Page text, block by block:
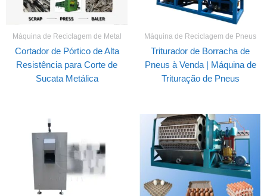
Máquina de Reciclagem de Metal
Cortador de Pórtico de Alta
Resistência para Corte de
Sucata Metálica
Máquina de Reciclagem de Pneus
Triturador de Borracha de
Pneus à Venda | Máquina de
Trituração de Pneus